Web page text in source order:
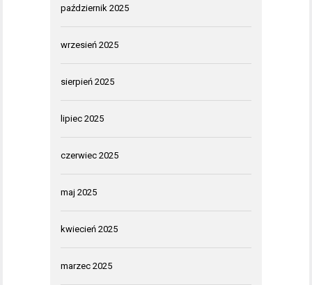
październik 2025
wrzesień 2025
sierpień 2025
lipiec 2025
czerwiec 2025
maj 2025
kwiecień 2025
marzec 2025